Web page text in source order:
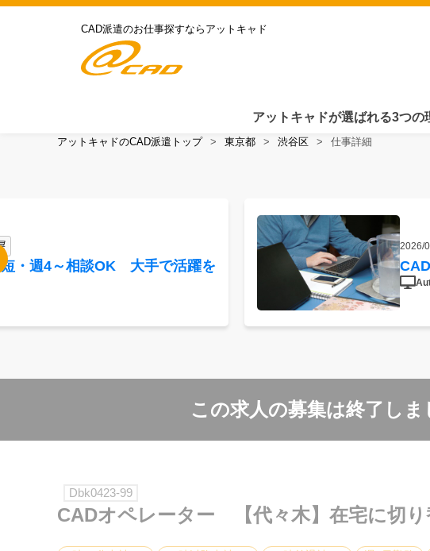
CAD派遣のお仕事探すならアットキャド
アットキャドが選ばれる3つの
アットキャドのCAD派遣トップ 東京都 渋谷区 仕事詳細
・週4～相談OK 大手で活躍を
2026/
この求人の募集は終了しま
Dbk0423-99
CADオペレーター 【代々木】在宅に切